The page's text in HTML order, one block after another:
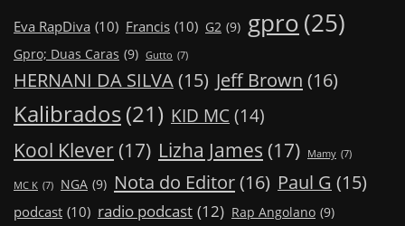
Eva RapDiva (10) Francis (10) G2 (9) gpro(25)
Gpro; Duas Caras (9) Gutto (7)
HERNANI DA SILVA(15) Jeff Brown (16)
Kalibrados(21) KID MC (14)
Kool Klever (17) Lizha James (17) Mamy (7)
MC K (7) NGA (9) Nota do Editor(16) Paul G (15)
podcast (10) radio podcast (12) Rap Angolano (9)